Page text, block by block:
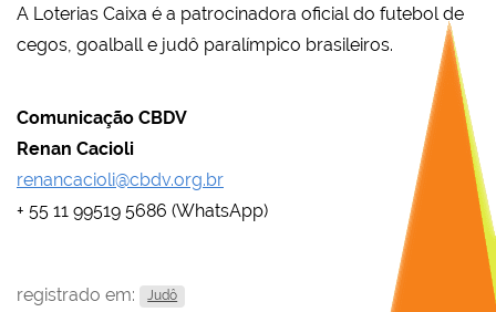
A Loterias Caixa é a patrocinadora oficial do futebol de
cegos, goalball e judô paralímpico brasileiros.
Comunicação CBDV
Renan Cacioli
renancacioli@cbdv.org.br
+ 55 11 99519 5686 (WhatsApp)
registrado em: Judô